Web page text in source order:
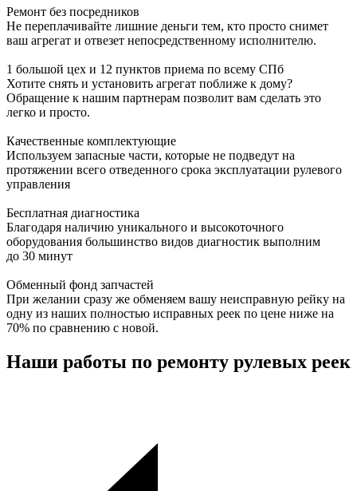
Ремонт без посредников
Не переплачивайте лишние деньги тем, кто просто снимет
ваш агрегат и отвезет непосредственному исполнителю.
1 большой цех и 12 пунктов приема по всему СПб
Хотите снять и установить агрегат поближе к дому?
Обращение к нашим партнерам позволит вам сделать это
легко и просто.
Качественные комплектующие
Используем запасные части, которые не подведут на
протяжении всего отведенного срока эксплуатации рулевого
управления
Бесплатная диагностика
Благодаря наличию уникального и высокоточного
оборудования большинство видов диагностик выполним
до 30 минут
Обменный фонд запчастей
При желании сразу же обменяем вашу неисправную рейку на
одну из наших полностью исправных реек по цене ниже на
70% по сравнению с новой.
Наши работы по ремонту рулевых реек